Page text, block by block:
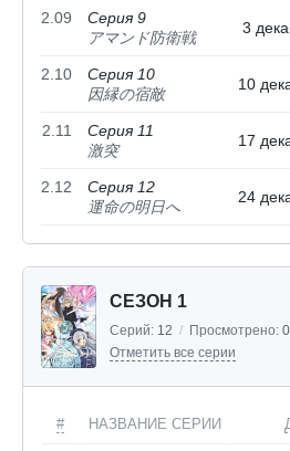
2.09
Серия 9
アマンド防衛戦
3
2.10
Серия 10
因縁の宿敵
10
2.11
Серия 11
激突
17
2.12
Серия 12
運命の明日へ
24
СЕЗОН 1
Серий: 12 / Просмотрено: 0
Отметить все серии
# НАЗВАНИЕ СЕРИИ